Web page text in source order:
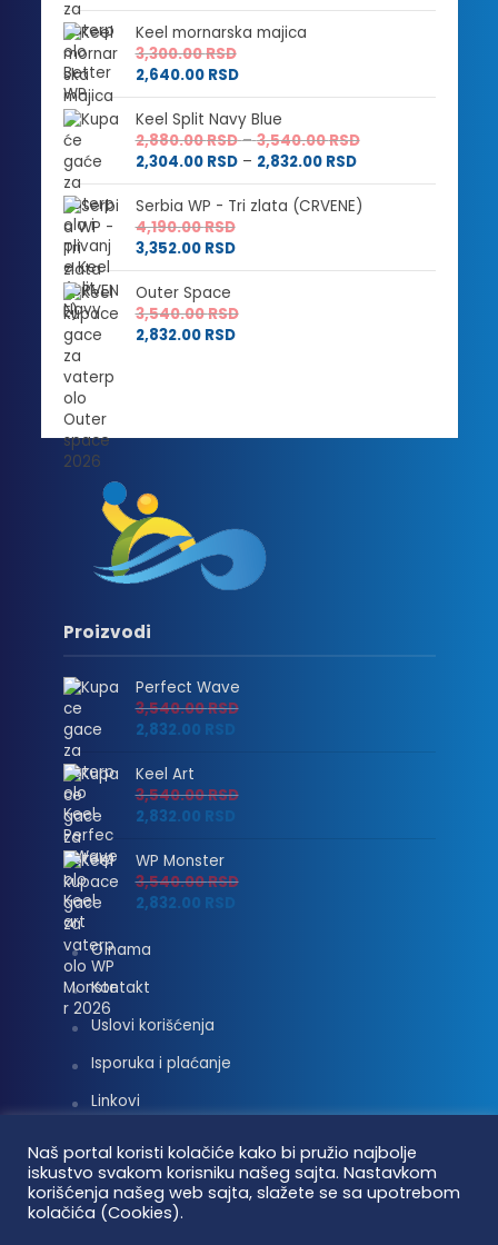
Keel mornarska majica
3,300.00RSD
2,640.00 RSD
Keel Split Navy Blue
2,880.00RSD – 3,540.00RSDRaspon
od
2,880.00 RSD
2,304.00 RSD – 2,832.00 RSDRaspon
cena:
od
2,832.00 RSD
Serbia WP - Tri zlata (CRVENE)
4,190.00RSD
3,352.00 RSD
Outer Space
3,540.00RSD
2,832.00 RSD
Proizvodi
Perfect Wave
3,540.00RSD
2,832.00 RSD
Keel Art
3,540.00RSD
2,832.00 RSD
WP Monster
3,540.00RSD
2,832.00 RSD
O nama
Kontakt
Uslovi korišćenja
Isporuka i plaćanje
Linkovi
Vaterpolo vesti © 2026. Sva prava zadržana.
Naš portal koristi kolačiće kako bi pružio najbolje
iskustvo svakom korisniku našeg sajta. Nastavkom
korišćenja našeg web sajta, slažete se sa upotrebom
kolačića (Cookies).